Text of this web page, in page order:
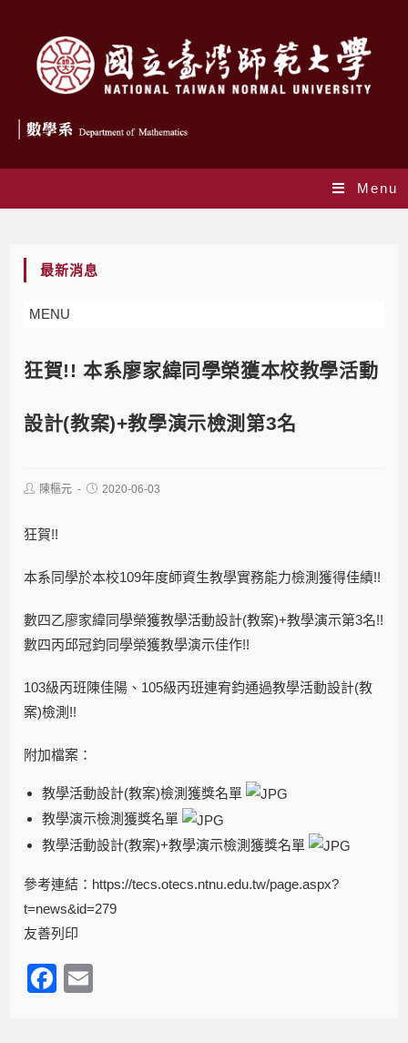
Menu
最新消息
MENU
狂賀!! 本系廖家緯同學榮獲本校教學活動
設計(教案)+教學演示檢測第3名
陳樞元 2020-06-03
狂賀!!
本系同學於本校109年度師資生教學實務能力檢測獲得佳績!!
數四乙廖家緯同學榮獲教學活動設計(教案)+教學演示第3名!!
數四丙邱冠鈞同學榮獲教學演示佳作!!
103級丙班陳佳陽、105級丙班連宥鈞通過教學活動設計(教
案)檢測!!
附加檔案：
教學活動設計(教案)檢測獲獎名單
教學演示檢測獲獎名單
教學活動設計(教案)+教學演示檢測獲獎名單
參考連結： https://tecs.otecs.ntnu.edu.tw/page.aspx?
t=news&id=279
友善列印
F